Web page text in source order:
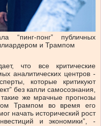
“пинг-понг” публичных
и Трампом
что все критические
аналитических центров -
которые критикуют
без капли самосознания,
же мрачные прогнозы
Трампом во время его
начать исторический рост
и экономики”,
-